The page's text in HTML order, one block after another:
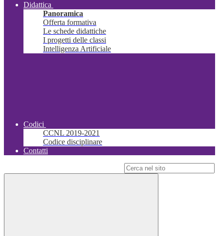
Didattica
Panoramica
Offerta formativa
Le schede didattiche
I progetti delle classi
Intelligenza Artificiale
Codici
CCNL 2019-2021
Codice disciplinare
Contatti